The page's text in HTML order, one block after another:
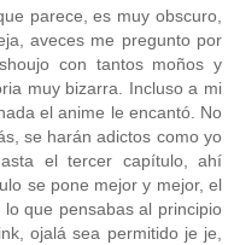
parece, es muy obscuro,
aveces me pregunto por
con tantos moños y
muy bizarra. Incluso a mi
el anime le encantó. No
se harán adictos como yo
el tercer capítulo, ahí
se pone mejor y mejor, el
que pensabas al principio
ojalá sea permitido je je,